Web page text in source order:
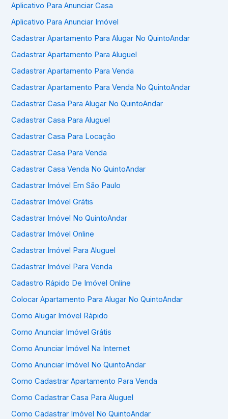
Aplicativo Para Anunciar Casa
Aplicativo Para Anunciar Imóvel
Cadastrar Apartamento Para Alugar No QuintoAndar
Cadastrar Apartamento Para Aluguel
Cadastrar Apartamento Para Venda
Cadastrar Apartamento Para Venda No QuintoAndar
Cadastrar Casa Para Alugar No QuintoAndar
Cadastrar Casa Para Aluguel
Cadastrar Casa Para Locação
Cadastrar Casa Para Venda
Cadastrar Casa Venda No QuintoAndar
Cadastrar Imóvel Em São Paulo
Cadastrar Imóvel Grátis
Cadastrar Imóvel No QuintoAndar
Cadastrar Imóvel Online
Cadastrar Imóvel Para Aluguel
Cadastrar Imóvel Para Venda
Cadastro Rápido De Imóvel Online
Colocar Apartamento Para Alugar No QuintoAndar
Como Alugar Imóvel Rápido
Como Anunciar Imóvel Grátis
Como Anunciar Imóvel Na Internet
Como Anunciar Imóvel No QuintoAndar
Como Cadastrar Apartamento Para Venda
Como Cadastrar Casa Para Aluguel
Como Cadastrar Imóvel No QuintoAndar